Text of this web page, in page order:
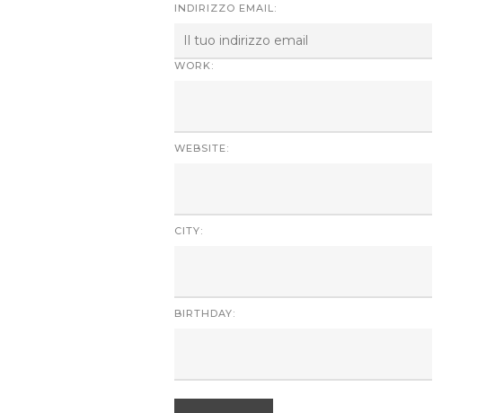
INDIRIZZO EMAIL:
WORK:
WEBSITE:
CITY:
BIRTHDAY: